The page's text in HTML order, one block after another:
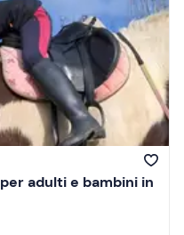
adulti e bambini in